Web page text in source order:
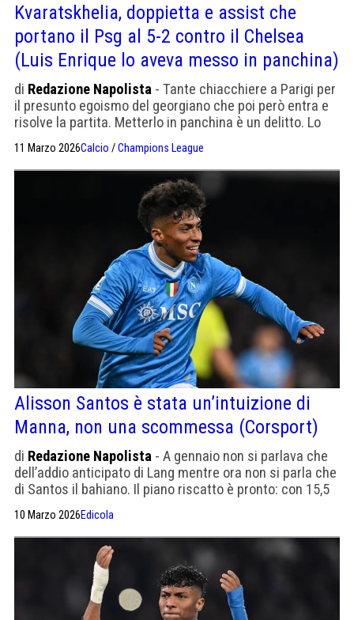
Kvaratskhelia, doppietta e assist che
portano il Psg al 5-2 contro il Chelsea
(Luis Enrique lo aveva messo in panchina)
di Redazione Napolista - Tante chiacchiere a Parigi per
il presunto egoismo del georgiano che poi però entra e
risolve la partita. Metterlo in panchina è un delitto. Lo
11 Marzo 2026Calcio /Champions League
Alisson Santos è stata un’intuizione di
Manna, non una scommessa (Corsport)
di Redazione Napolista - A gennaio non si parlava che
dell’addio anticipato di Lang mentre ora non si parla che
di Santos il bahiano. Il piano riscatto è pronto: con 15,5
10 Marzo 2026Edicola